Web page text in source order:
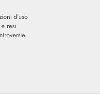
d'uso
resi